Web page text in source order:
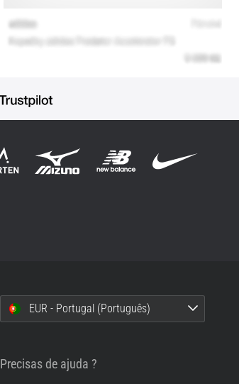
EUR - Portugal (Português)
Precisas de ajuda ?